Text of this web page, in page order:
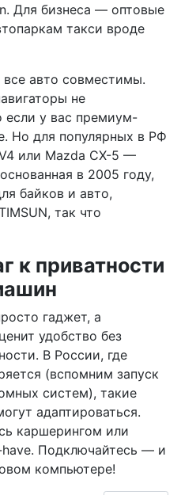
Для бизнеса — оптовые
такси вроде
авто совместимы.
не
если у вас премиум-
Но для популярных в РФ
или Mazda CX-5 —
в 2005 году,
байков и авто,
так что
к приватности
гаджет, а
удобство без
В России, где
(вспомним запуск
систем), такие
адаптироваться.
каршерингом или
Подключайтесь — и
компьютере!